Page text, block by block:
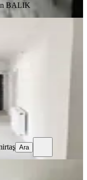
BALIK
05.08.2026
Ara